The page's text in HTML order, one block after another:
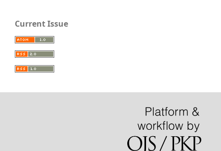
Current Issue